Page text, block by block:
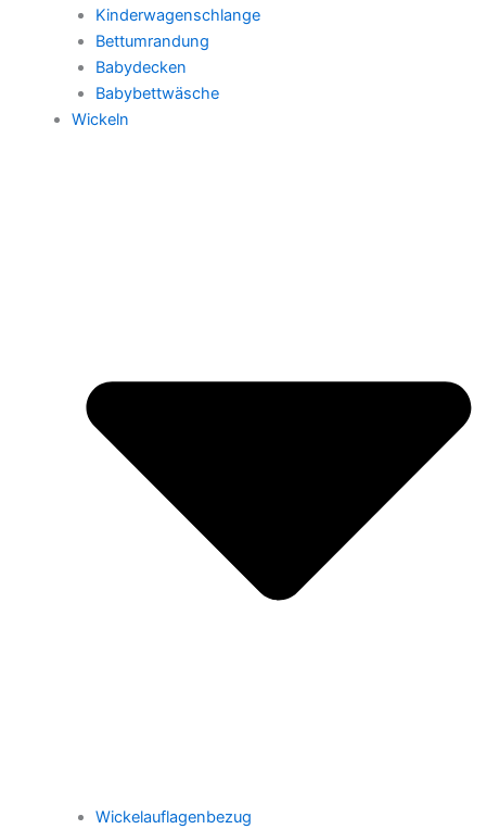
Kinderwagenschlange
Bettumrandung
Babydecken
Babybettwäsche
Wickeln
Wickelauflagenbezug